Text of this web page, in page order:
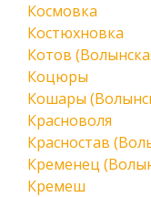
Космовка
Костюхновка
Котов
Коцюры
Кошары
Красноволя
Красностав
Кременец
Кремеш